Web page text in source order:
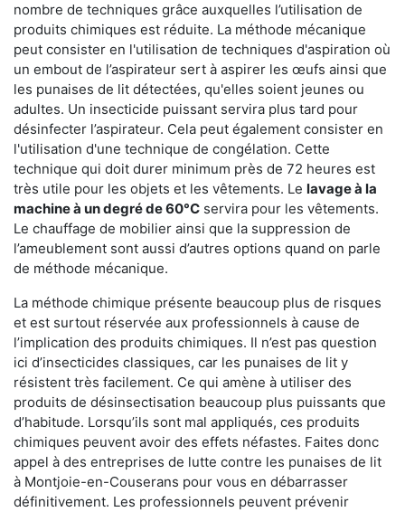
nombre de techniques grâce auxquelles l’utilisation de
produits chimiques est réduite. La méthode mécanique
peut consister en l'utilisation de techniques d'aspiration où
un embout de l’aspirateur sert à aspirer les œufs ainsi que
les punaises de lit détectées, qu'elles soient jeunes ou
adultes. Un insecticide puissant servira plus tard pour
désinfecter l’aspirateur. Cela peut également consister en
l'utilisation d'une technique de congélation. Cette
technique qui doit durer minimum près de 72 heures est
très utile pour les objets et les vêtements. Le lavage à la
machine à un degré de 60°C servira pour les vêtements.
Le chauffage de mobilier ainsi que la suppression de
l’ameublement sont aussi d’autres options quand on parle
de méthode mécanique.
La méthode chimique présente beaucoup plus de risques
et est surtout réservée aux professionnels à cause de
l’implication des produits chimiques. Il n’est pas question
ici d’insecticides classiques, car les punaises de lit y
résistent très facilement. Ce qui amène à utiliser des
produits de désinsectisation beaucoup plus puissants que
d’habitude. Lorsqu’ils sont mal appliqués, ces produits
chimiques peuvent avoir des effets néfastes. Faites donc
appel à des entreprises de lutte contre les punaises de lit
à Montjoie-en-Couserans pour vous en débarrasser
définitivement. Les professionnels peuvent prévenir